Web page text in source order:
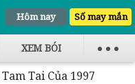
Hôm nay Số may mắn
XEM BÓI
Tai Của 1997